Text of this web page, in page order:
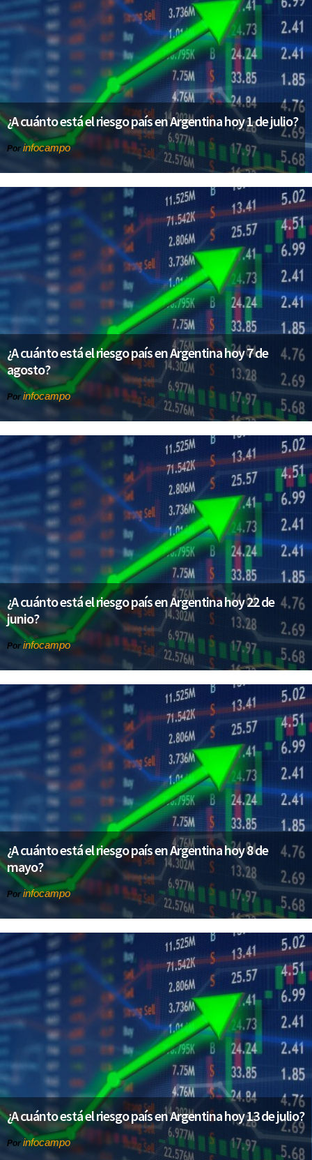
¿A cuánto está el riesgo país en Argentina hoy 1 de julio?
Por infocampo
¿A cuánto está el riesgo país en Argentina hoy 7 de
agosto?
Por infocampo
¿A cuánto está el riesgo país en Argentina hoy 22 de
junio?
Por infocampo
¿A cuánto está el riesgo país en Argentina hoy 8 de
mayo?
Por infocampo
¿A cuánto está el riesgo país en Argentina hoy 13 de julio?
Por infocampo